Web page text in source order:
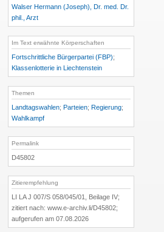
Walser Hermann (Joseph), Dr. med. Dr.
phil., Arzt
Im Text erwähnte Körperschaften
Fortschrittliche Bürgerpartei (FBP);
Klassenlotterie in Liechtenstein
Themen
Landtagswahlen; Parteien; Regierung;
Wahlkampf
Permalink
D45802
Zitierempfehlung
LI LA J 007/S 058/045/01, Beilage IV;
zitiert nach: www.e-archiv.li/D45802;
aufgerufen am 07.08.2026